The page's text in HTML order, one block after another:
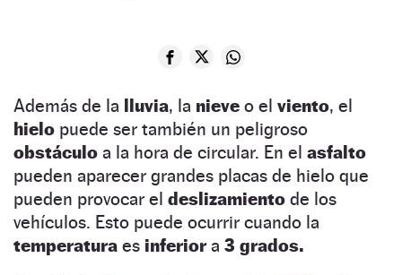
Además de la lluvia, la nieve o el viento, el
hielo puede ser también un peligroso
obstáculo a la hora de circular. En el asfalto
pueden aparecer grandes placas de hielo que
pueden provocar el deslizamiento de los
vehículos. Esto puede ocurrir cuando la
temperatura es inferiora 3 grados.